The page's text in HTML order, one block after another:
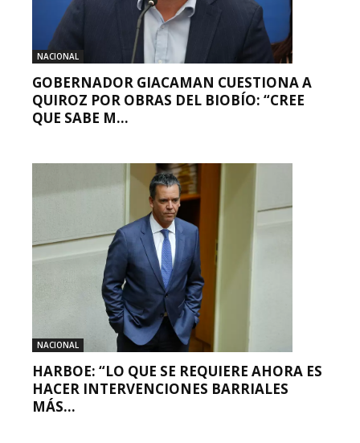
NACIONAL
GOBERNADOR GIACAMAN CUESTIONA A
QUIROZ POR OBRAS DEL BIOBÍO: “CREE
QUE SABE M...
NACIONAL
HARBOE: “LO QUE SE REQUIERE AHORA ES
HACER INTERVENCIONES BARRIALES
MÁS...